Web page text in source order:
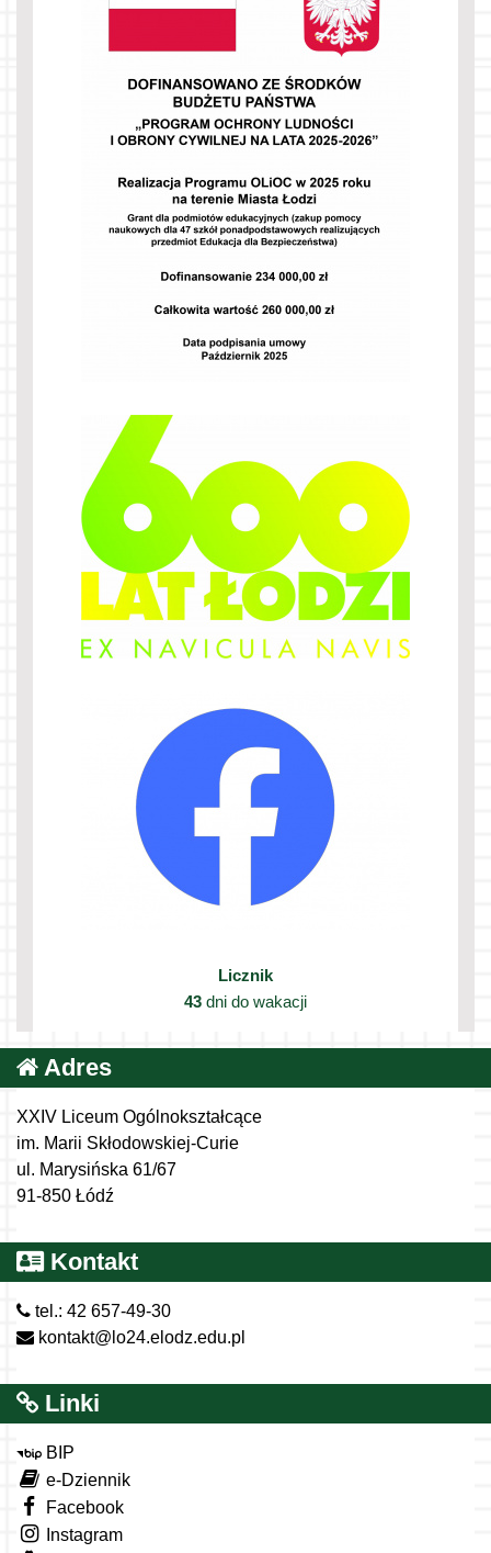
Licznik
43 dni do wakacji
Adres
XXIV Liceum Ogólnokształcące
im. Marii Skłodowskiej-Curie
ul. Marysińska 61/67
91-850 Łódź
Kontakt
tel.: 42 657-49-30
kontakt@lo24.elodz.edu.pl
Linki
BIP
e-Dziennik
Facebook
Instagram